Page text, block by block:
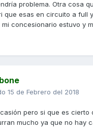
problema. Otra cosa
que esas en circuito a full
concesionario estuvo y
15 de Febrero del 2018
pero si que es cierto
mucho ya que no hay